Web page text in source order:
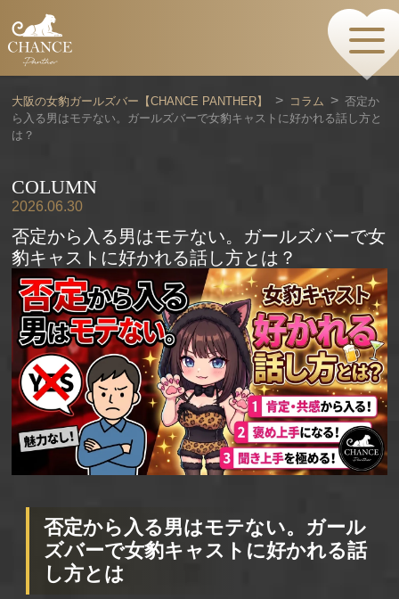
コンセプト
GIRLS
EVENTS
イベント情報
SHOP
店舗情報・よくある質問
VISITORS TO JAPAN
外国人観光客向け
RECRUIT
採用情報
大阪の女豹ガールズバー【CHANCE PANTHER】 コラム
否定か
ら入る男はモテない。ガールズバーで女豹キャストに好かれる話し方と
は？
COLUMN
2026.06.30
否定から入る男はモテない。ガールズバーで女
豹キャストに好かれる話し方とは？
否定から入る男はモテない。ガール
ズバーで女豹キャストに好かれる話
し方とは